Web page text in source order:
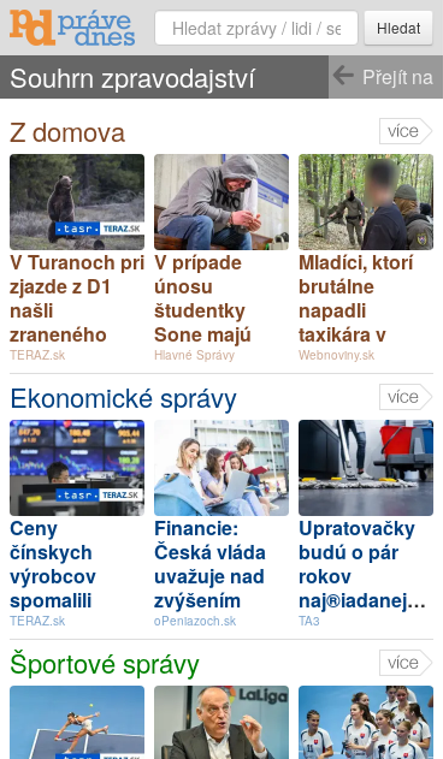
Hledat
Přejít na
Souhrn zpravodajství
Z domova
V Turanoch pri
zjazde z D1
našli
zraneného
muža
TERAZ.sk
V prípade
únosu
študentky
Sone majú
odznieť
záverečné reči
Hlavné Správy
Mladíci, ktorí
brutálne
napadli
taxikára v
Seredi, čelia
obvineniu z
pokusu o
vraždu –
FOTO
Webnoviny.sk
Ekonomické správy
Ceny
čínskych
výrobcov
spomalili
tempo rastu
TERAZ.sk
Financie:
Česká vláda
uvažuje nad
zvýšením
valorizácie
dôchodkov na
dvojnásobok
oPeniazoch.sk
Upratovačky
budú o pár
rokov
naj®iadanejąie.
M ®e umelá
inteligencia
nahradi aj
manuálnych
pracovníkov?
(rozhovor)
TA3
Športové správy